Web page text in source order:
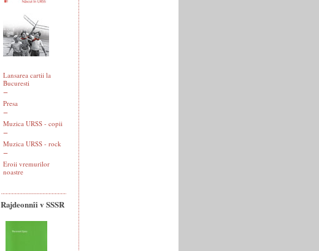
Lansarea cartii la
Bucuresti
Presa
Muzica URSS - copii
Muzica URSS - rock
Eroii vremurilor
noastre
Rajdeonnîi v SSSR